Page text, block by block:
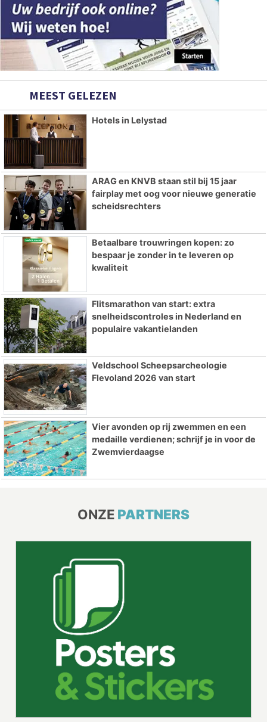
MEEST GELEZEN
Hotels in Lelystad
ARAG en KNVB staan stil bij 15 jaar
fairplay met oog voor nieuwe generatie
scheidsrechters
Betaalbare trouwringen kopen: zo
bespaar je zonder in te leveren op
kwaliteit
Flitsmarathon van start: extra
snelheidscontroles in Nederland en
populaire vakantielanden
Veldschool Scheepsarcheologie
Flevoland 2026 van start
Vier avonden op rij zwemmen en een
medaille verdienen; schrijf je in voor de
Zwemvierdaagse
ONZE PARTNERS